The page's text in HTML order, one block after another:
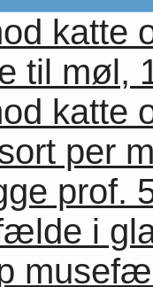
katte
til møl,
katte
per
prof.
i